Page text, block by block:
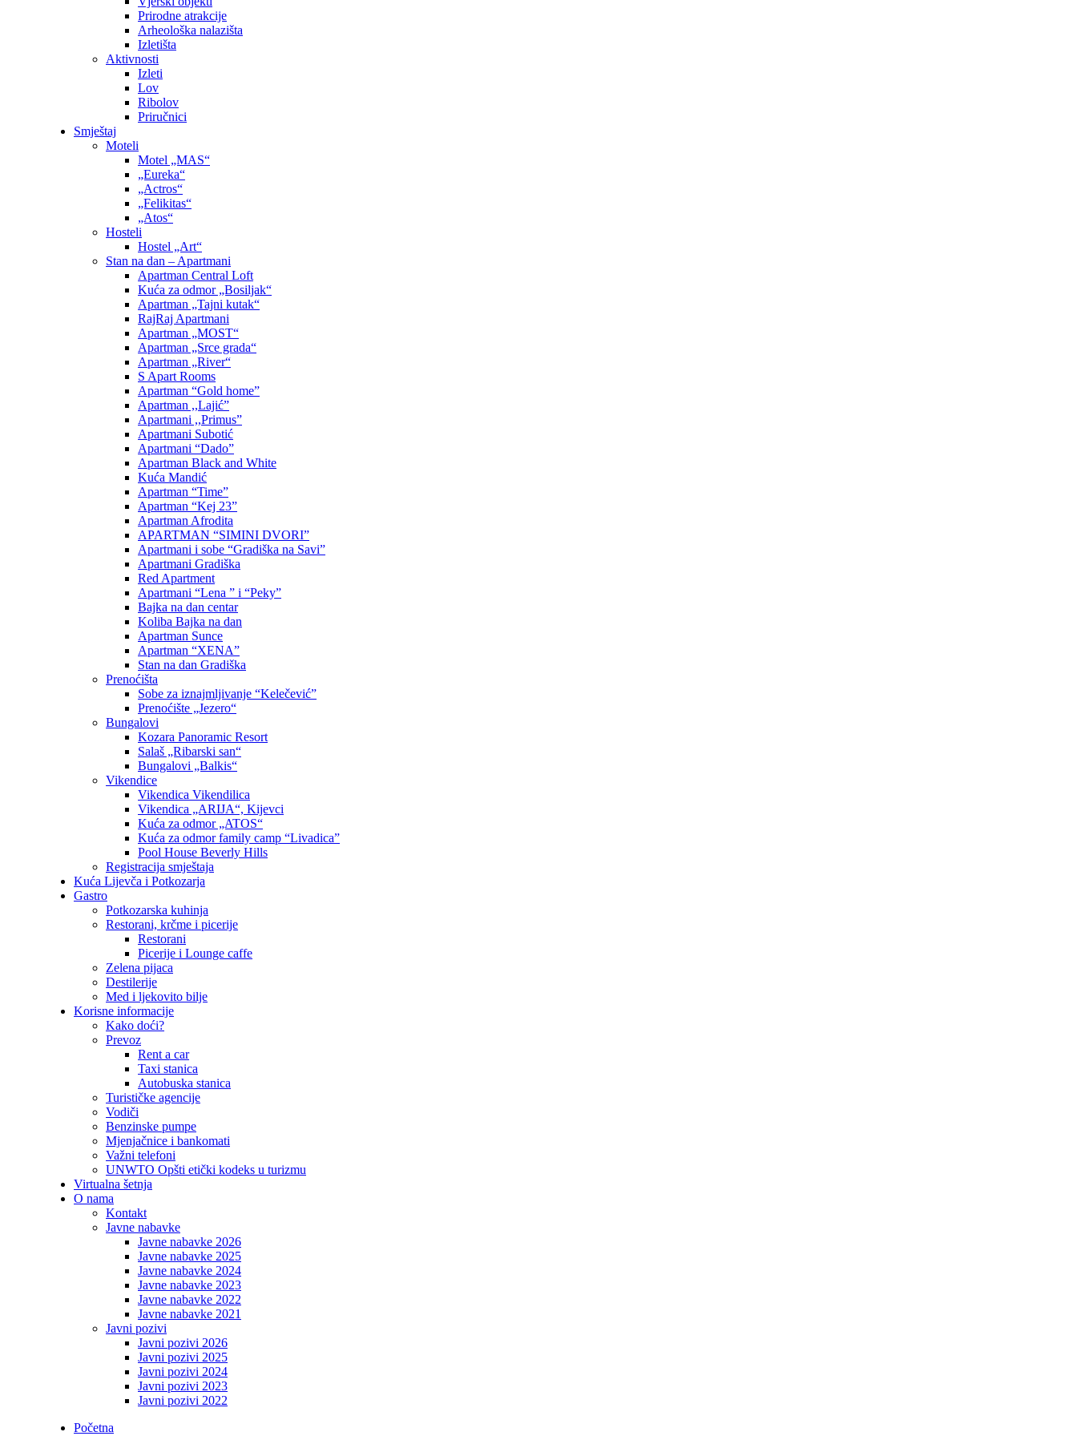
Prirodne atrakcije
Arheološka nalazišta
Izletišta
Aktivnosti
Izleti
Lov
Ribolov
Priručnici
Smještaj
Moteli
Motel „MAS“
„Eureka“
„Actros“
„Felikitas“
„Atos“
Hosteli
Hostel „Art“
Stan na dan – Apartmani
Apartman Central Loft
Kuća za odmor „Bosiljak“
Apartman „Tajni kutak“
RajRaj Apartmani
Apartman „MOST“
Apartman „Srce grada“
Apartman „River“
S Apart Rooms
Apartman “Gold home”
Apartman ,,Lajić”
Apartmani ,,Primus”
Apartmani Subotić
Apartmani “Dado”
Apartman Black and White
Kuća Mandić
Apartman “Time”
Apartman “Kej 23”
Apartman Afrodita
APARTMAN “SIMINI DVORI”
Apartmani i sobe “Gradiška na Savi”
Apartmani Gradiška
Red Apartment
Apartmani “Lena ” i “Peky”
Bajka na dan centar
Koliba Bajka na dan
Apartman Sunce
Apartman “XENA”
Stan na dan Gradiška
Prenoćišta
Sobe za iznajmljivanje “Kelečević”
Prenoćište „Jezero“
Bungalovi
Kozara Panoramic Resort
Salaš „Ribarski san“
Bungalovi „Balkis“
Vikendice
Vikendica Vikendilica
Vikendica „ARIJA“, Kijevci
Kuća za odmor „ATOS“
Kuća za odmor family camp “Livadica”
Pool House Beverly Hills
Registracija smještaja
Kuća Lijevča i Potkozarja
Gastro
Potkozarska kuhinja
Restorani, krčme i picerije
Restorani
Picerije i Lounge caffe
Zelena pijaca
Destilerije
Med i ljekovito bilje
Korisne informacije
Kako doći?
Prevoz
Rent a car
Taxi stanica
Autobuska stanica
Turističke agencije
Vodiči
Benzinske pumpe
Mjenjačnice i bankomati
Važni telefoni
UNWTO Opšti etički kodeks u turizmu
Virtualna šetnja
O nama
Kontakt
Javne nabavke
Javne nabavke 2026
Javne nabavke 2025
Javne nabavke 2024
Javne nabavke 2023
Javne nabavke 2022
Javne nabavke 2021
Javni pozivi
Javni pozivi 2026
Javni pozivi 2025
Javni pozivi 2024
Javni pozivi 2023
Javni pozivi 2022
Početna